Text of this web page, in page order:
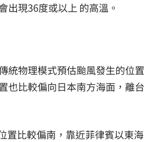
出現36度或以上 的高溫。
統物理模式預估颱風發生的位置
也比較偏向日本南方海面，離台
置比較偏南，靠近菲律賓以東海